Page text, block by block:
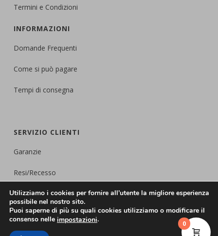
Termini e Condizioni
INFORMAZIONI
Domande Frequenti
Come si può pagare
Tempi di consegna
SERVIZIO CLIENTI
Garanzie
Resi/Recesso
Protezione dellaPrivacy
© 2017 LA SCARPIERA SLIM. ALL RIGHTS RESERVED. LaScarpiera.it è
0
Utilizziamo i cookies per fornire all’utente la migliore esperienza
possibile nel nostro sito.
Puoi saperne di più su quali cookies utilizziamo o modificare il
consenso nelle impostazioni.